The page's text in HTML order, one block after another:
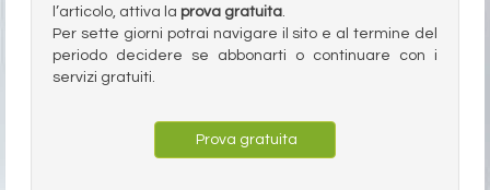
l’articolo, attiva la prova gratuita.
Per sette giorni potrai navigare il sito e al termine del
periodo decidere se abbonarti o continuare con i
servizi gratuiti.
Prova gratuita